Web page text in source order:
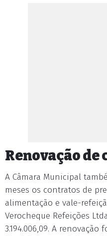
Renovação de
A Câmara Municipal
meses os contratos de
alimentação e vale-
Verocheque Refeições
3.194.006,09. A